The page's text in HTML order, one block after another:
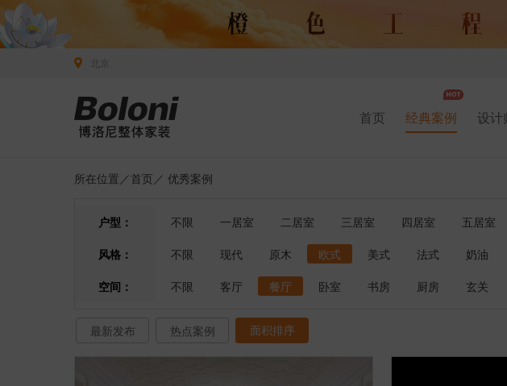
首页 经典案例 设计
所在位置／首页 ／ 优秀案例
户型： 不限 一居室 二居室 三居室 四居室 五居室
风格：
不限 现代 原木 欧式 美式 法式 奶油
空间：
不限 客厅 餐厅 卧室 书房 厨房 玄关
最新发布 热点案例 面积排序